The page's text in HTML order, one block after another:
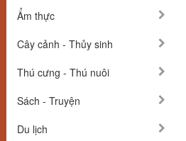
Ẩm thực
Cây cảnh - Thủy sinh
Thú cưng - Thú nuôi
Sách - Truyện
Du lịch